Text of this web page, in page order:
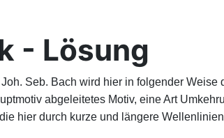
- Lösung
Seb. Bach wird hier in folgender
abgeleitetes Motiv, eine Art
hier durch kurze und längere